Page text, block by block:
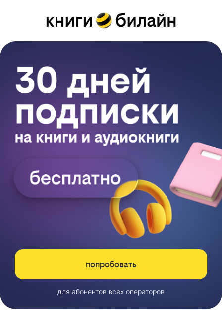
попробовать
для абонентов всех операторов